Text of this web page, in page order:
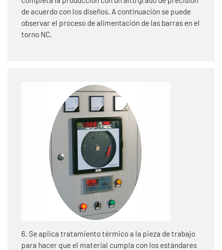
de acuerdo con los diseños. A continuación se puede
observar el proceso de alimentación de las barras en el
torno NC.
6. Se aplica tratamiento térmico a la pieza de trabajo
para hacer que el material cumpla con los estándares